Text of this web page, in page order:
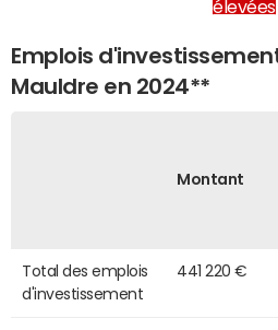
élevées
Emplois
Mauldre en 2024**
Montant
Total des emplois
d'investissement
441 220 €